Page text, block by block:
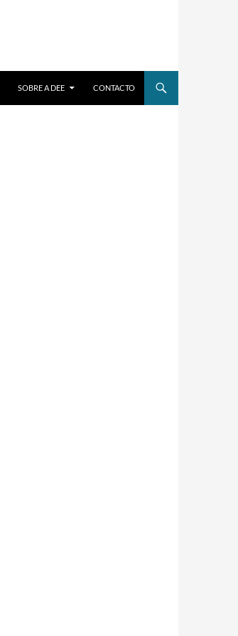
SOBRE A DEE CONTACTO